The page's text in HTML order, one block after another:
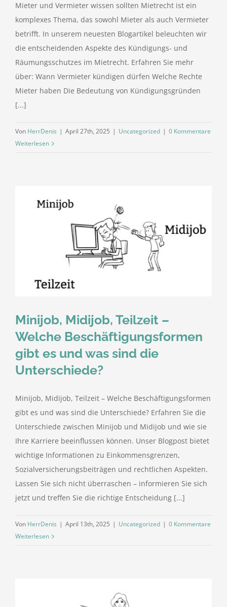
Mieter und Vermieter wissen sollten Mietrecht ist ein
komplexes Thema, das sowohl Mieter als auch Vermieter
betrifft. In unserem neuesten Blogartikel beleuchten wir
die entscheidenden Aspekte des Kündigungs- und
Räumungsschutzes im Mietrecht. Erfahren Sie mehr
über: Wann Vermieter kündigen dürfen Welche Rechte
Mieter haben Die Bedeutung von Kündigungsgründen
[...]
Von HerrDenis | April 27th, 2025 | Uncategorized | 0 Kommentare
Weiterlesen
Minijob, Midijob, Teilzeit –
Welche Beschäftigungsformen
gibt es und was sind die
Unterschiede?
Minijob, Midijob, Teilzeit – Welche Beschäftigungsformen
gibt es und was sind die Unterschiede? Erfahren Sie die
Unterschiede zwischen Minijob und Midijob und wie sie
Ihre Karriere beeinflussen können. Unser Blogpost bietet
wichtige Informationen zu Einkommensgrenzen,
Sozialversicherungsbeiträgen und rechtlichen Aspekten.
Lassen Sie sich nicht überraschen – informieren Sie sich
jetzt und treffen Sie die richtige Entscheidung [...]
Von HerrDenis | April 13th, 2025 | Uncategorized | 0 Kommentare
Weiterlesen